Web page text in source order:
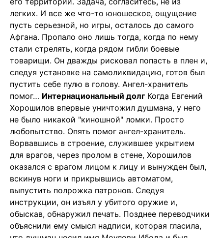
легких. И все же что-то юношеское, ощущение
пусть серьезной, но игры, осталось до самого
Афгана. Пропало оно лишь тогда, когда по нему
стали стрелять, когда рядом гибли боевые
товарищи. Он дважды рисковал попасть в плен и,
следуя установке на самоликвидацию, готов был
пустить себе пулю в голову. Ангел-хранитель
помог… Интернациональный долг Когда Евгений
Хорошилов впервые уничтожил душмана, у него
не было никакой "киношной" ломки. Просто
любопытство. Опять помог ангел-хранитель.
Ворвавшись в строение, служившее укрытием
для врагов, через пролом в стене, Хорошилов
оказался с врагом лицом к лицу и вынужден был,
вскинув ноги и прикрывшись автоматом,
выпустить полрожка патронов. Следуя
инструкции, он изъял у убитого оружие и,
обыскав, обнаружил печать. Позднее переводчики
объяснили ему смысл надписи, которая гласила,